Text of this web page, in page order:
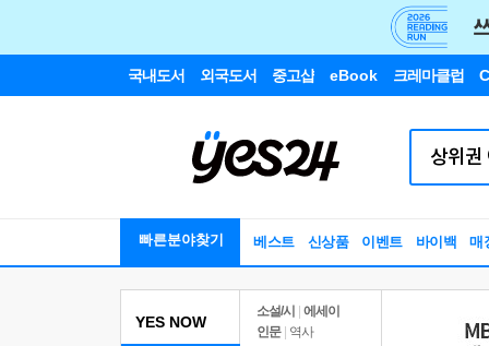
국내도서 외국도서 중고샵 eBook 크레마클럽
빠른분야찾기 베스트 신상품 이벤트 바이백 매
YES NOW
소설/시
에세이
인문
역사